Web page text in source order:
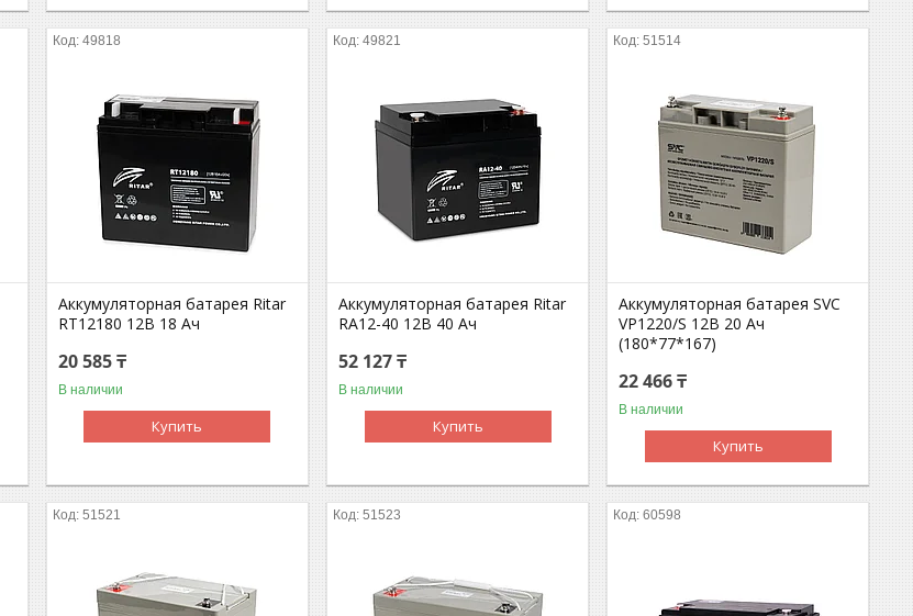
49818
Аккумуляторная батарея Ritar
RT12180 12В 18 Ач
20 585 ₸
В наличии
Купить
49821
Аккумуляторная батарея Ritar
RA12-40 12В 40 Ач
52 127 ₸
В наличии
Купить
51514
Аккумуляторная батарея SVC
VP1220/S 12В 20 Ач
(180*77*167)
22 466 ₸
В наличии
Купить
51521 51523 60598